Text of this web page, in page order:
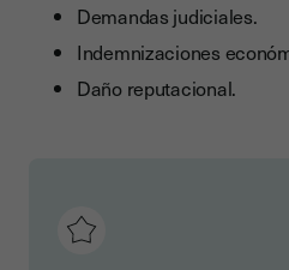
Demandas judiciales.
Indemnizaciones
Daño reputacional.